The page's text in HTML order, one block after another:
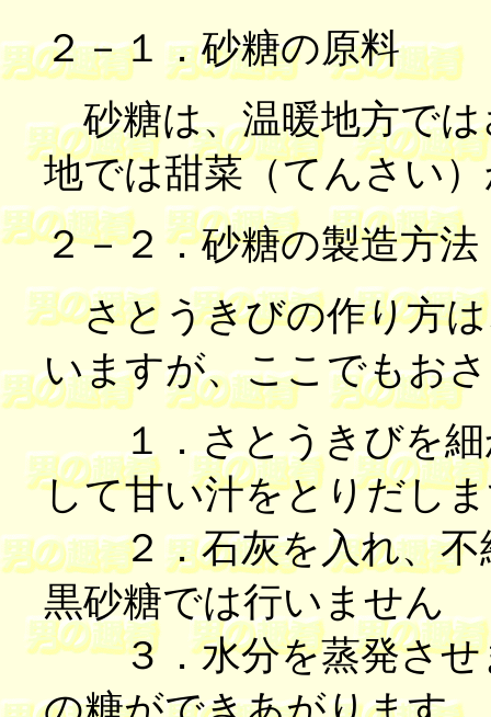
２－１．砂糖の原料
砂糖は、温暖地方では
地では甜菜（てんさい
２－２．砂糖の製造方法
さとうきびの作り方は
いますが、ここでもお
１．さとうきびを細
して甘い汁をとりだし
２．石灰を入れ、
黒砂糖では行いません
３．水分を蒸発させ